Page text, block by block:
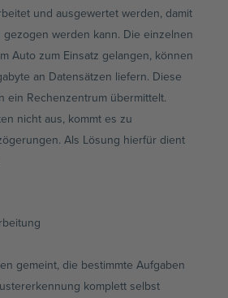
und ausgewertet werden, damit
werden kann. Die einzelnen
Auto zum Einsatz gelangen, können
an Datensätzen liefern. Diese
ein Rechenzentrum übermittelt.
nicht aus, kommt es zu
Als Lösung hierfür dient
gemeint, die bestimmte Aufgaben
komplett selbst